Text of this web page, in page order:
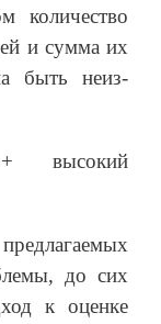
количество
и сумма их
быть неиз­
высокий
до сих
к оценке